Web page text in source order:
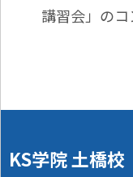
講習会」のコ
KS学院 土橋校